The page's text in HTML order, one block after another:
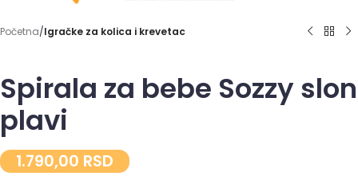
Početna Igračke za kolica i krevetac
Spirala za bebe Sozzy slon
plavi
1.790,00 RSD